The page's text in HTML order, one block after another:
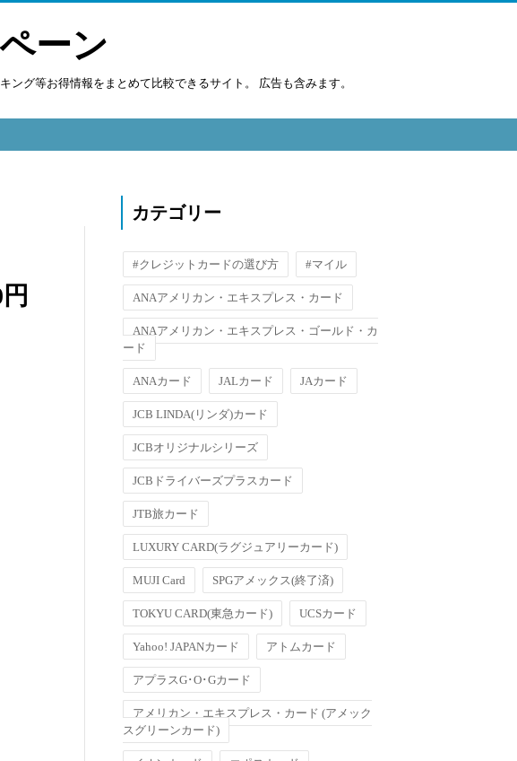
ーン
グ等お得情報をまとめて比較できるサイト。 広告も含みます。
カテゴリー
#クレジットカードの選び方 #マイル
ANAアメリカン・エキスプレス・カード
ANAアメリカン・エキスプレス・ゴールド・カ
ード
ANAカード JALカード JAカード
JCB LINDA(リンダ)カード
JCBオリジナルシリーズ
JCBドライバーズプラスカード
JTB旅カード
LUXURY CARD(ラグジュアリーカード)
MUJI Card SPGアメックス(終了済)
TOKYU CARD(東急カード) UCSカード
Yahoo! JAPANカード アトムカード
アプラスG･O･Gカード
アメリカン・エキスプレス・カード (アメック
スグリーンカード)